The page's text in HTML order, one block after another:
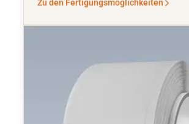
Zu den Fertigungsmöglichkeiten